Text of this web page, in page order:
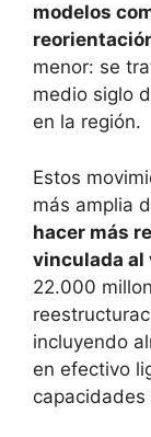
modelos
menor: se
medio siglo
en la región.
Estos
más amplia
hacer más
vinculada al
22.000
incluyendo
en efectivo